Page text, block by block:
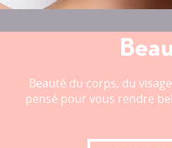
Beauté du corps, du
pensé pour vous rendre